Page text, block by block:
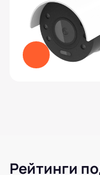
Рейтинги